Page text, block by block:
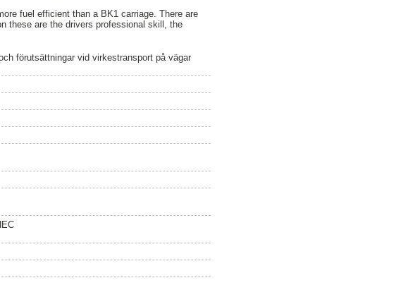
fuel efficient than a BK1 carriage. There are
these are the drivers professional skill, the
förutsättningar vid virkestransport på vägar